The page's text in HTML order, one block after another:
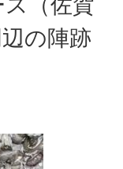
（佐賀
の陣跡